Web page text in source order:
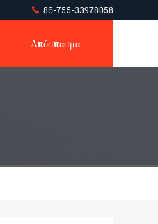
86-755-33978058
Απόσπασμα